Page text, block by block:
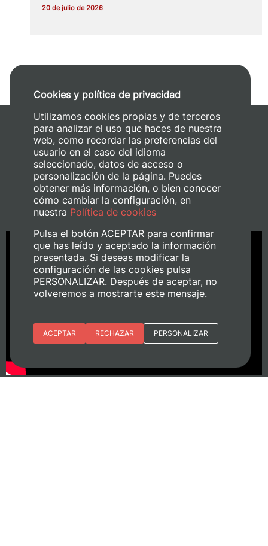
20 de julio de 2026
Últimos vídeos
Material multimedia ETSEAMN
Cookies y política de privacidad
Utilizamos cookies propias y de terceros
para analizar el uso que haces de nuestra
web, como recordar las preferencias del
usuario en el caso del idioma
seleccionado, datos de acceso o
personalización de la página. Puedes
obtener más información, o bien conocer
cómo cambiar la configuración, en
nuestra Política de cookies
Pulsa el botón ACEPTAR para confirmar
que has leído y aceptado la información
presentada. Si deseas modificar la
configuración de las cookies pulsa
PERSONALIZAR. Después de aceptar, no
volveremos a mostrarte este mensaje.
Esenciales
Analítica
ACEPTAR RECHAZAR PERSONALIZAR